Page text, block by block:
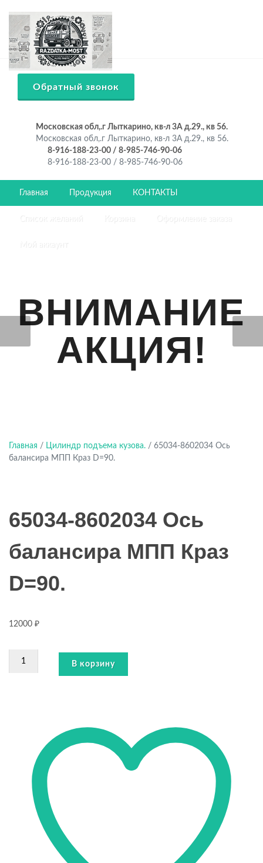
Обратный звонок
Московская обл,.г Лыткарино, кв-л 3А д.29., кв 56.
Московская обл,.г Лыткарино, кв-л 3А д.29., кв 56.
8-916-188-23-00 / 8-985-746-90-06
8-916-188-23-00 / 8-985-746-90-06
Главная Продукция КОНТАКТЫ
ВНИМАНИЕ
АКЦИЯ!
Главная / Цилиндр подъема кузова. / 65034-8602034 Ось
балансира МПП Краз D=90.
65034-8602034 Ось
балансира МПП Краз
D=90.
12000 ₽
В корзину